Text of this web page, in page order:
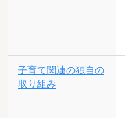
子育て関連の独自の
取り組み